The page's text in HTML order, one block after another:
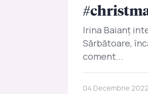
Irina Baianț
Sărbătoare,
coment...
04 Decembrie 2022